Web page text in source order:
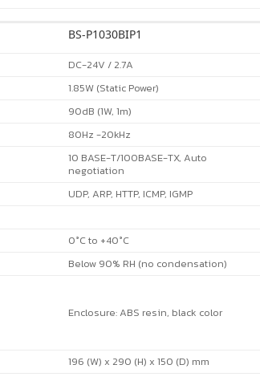
BS-P1030BIP1
DC-24V / 2.7A
1.85W (Static Power)
90dB (1W, 1m)
80Hz -20kHz
10 BASE-T/100BASE-TX, Auto
negotiation
UDP, ARP, HTTP, ICMP, IGMP
0°C to +40°C
Below 90% RH (no condensation)
Enclosure: ABS resin, black color
196 (W) x 290 (H) x 150 (D) mm